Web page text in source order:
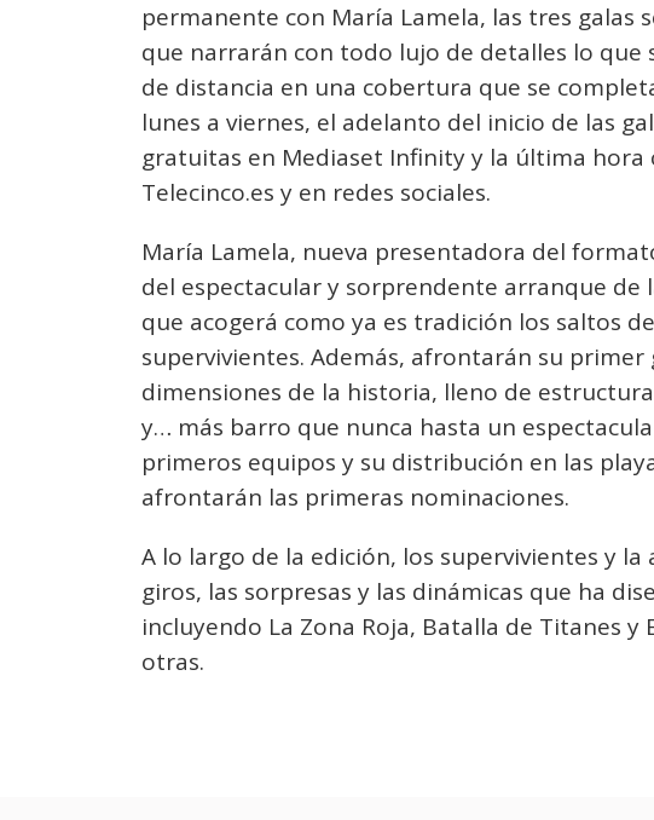
permanente con María Lamela, las tres galas
que narrarán con todo lujo de detalles lo que
de distancia en una cobertura que se
lunes a viernes, el adelanto del inicio de las
gratuitas en Mediaset Infinity y la última hora
Telecinco.es y en redes sociales.
María Lamela, nueva presentadora del
del espectacular y sorprendente arranque de
que acogerá como ya es tradición los saltos
supervivientes. Además, afrontarán su
dimensiones de la historia, lleno de
y… más barro que nunca hasta un
primeros equipos y su distribución en las
afrontarán las primeras nominaciones.
A lo largo de la edición, los supervivientes y
giros, las sorpresas y las dinámicas que ha
incluyendo La Zona Roja, Batalla de Titanes y
otras.